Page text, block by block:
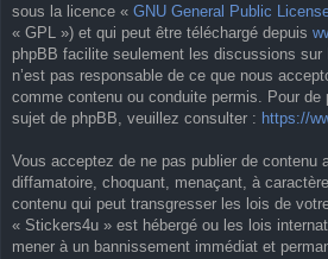
sous la licence « GNU General Public
« GPL ») et qui peut être téléchargé depuis
phpBB facilite seulement les discussions
n’est pas responsable de ce que nous
comme contenu ou conduite permis. Pour
sujet de phpBB, veuillez consulter : https://
Vous acceptez de ne pas publier de contenu
diffamatoire, choquant, menaçant, à
contenu qui peut transgresser les lois de
« Stickers4u » est hébergé ou les lois
mener à un bannissement immédiat et